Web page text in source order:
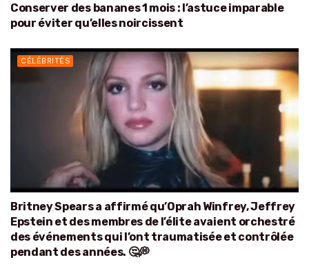
Conserver des bananes 1 mois : l’astuce imparable
pour éviter qu’elles noircissent
CÉLÉBRITÉS
Britney Spears a affirmé qu’Oprah Winfrey, Jeffrey
Epstein et des membres de l’élite avaient orchestré
des événements qui l’ont traumatisée et contrôlée
pendant des années. 🤔💭